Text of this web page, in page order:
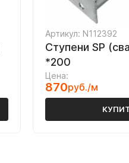
Артикул: N112392
Ступени SP
*200
Цена:
870руб./м